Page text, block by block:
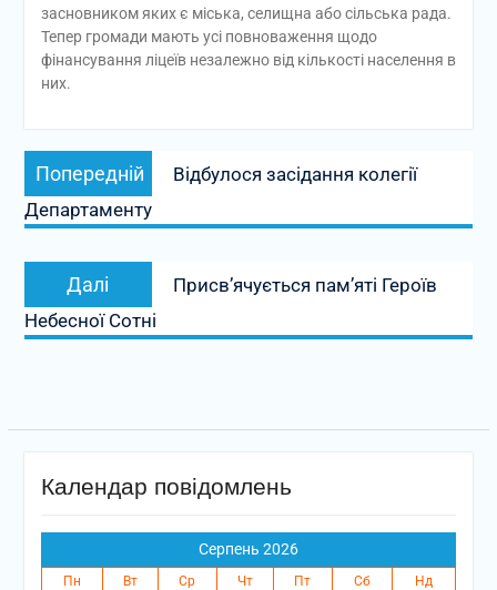
засновником яких є міська, селищна або сільська рада.
Тепер громади мають усі повноваження щодо
фінансування ліцеїв незалежно від кількості населення в
них.
Навігація
записів
Попередній
запис:
Відбулося засідання колегії
Департаменту
Далі
запис:
Присв’ячується пам’яті Героїв
Небесної Сотні
Календар повідомлень
Серпень 2026
Пн Вт Ср Чт Пт Сб
Нд